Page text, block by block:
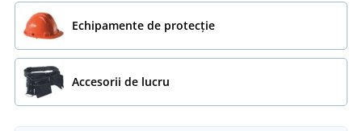
Echipamente de protecție
Accesorii de lucru